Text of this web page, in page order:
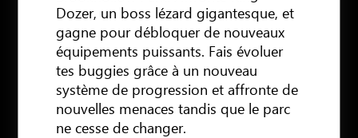
Dozer, un boss lézard gigantesque, et
gagne pour débloquer de nouveaux
équipements puissants. Fais évoluer
tes buggies grâce à un nouveau
système de progression et affronte de
nouvelles menaces tandis que le parc
ne cesse de changer.